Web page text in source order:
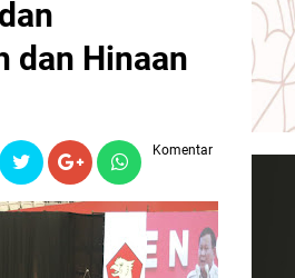
dan Hinaan
Komentar